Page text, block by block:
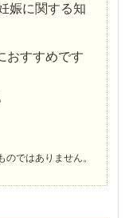
娠に関する知
おすすめです
ではありません。